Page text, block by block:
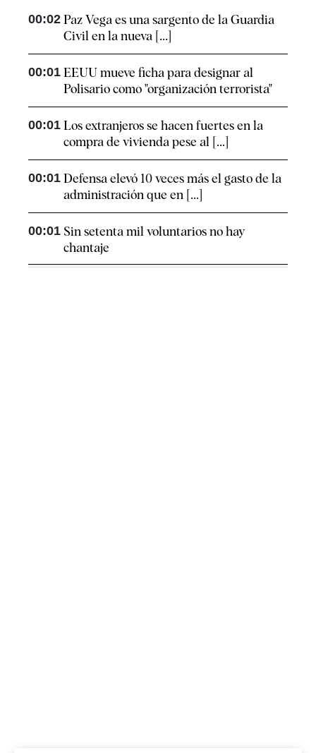
00:02 Paz Vega es una sargento de la Guardia
Civil en la nueva [...]
00:01 EEUU mueve ficha para designar al
Polisario como "organización terrorista"
00:01 Los extranjeros se hacen fuertes en la
compra de vivienda pese al [...]
00:01 Defensa elevó 10 veces más el gasto de la
administración que en [...]
00:01 Sin setenta mil voluntarios no hay
chantaje